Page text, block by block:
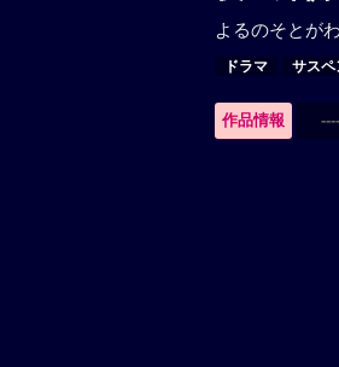
よるのそとが
ドラマ サスペ
作品情報